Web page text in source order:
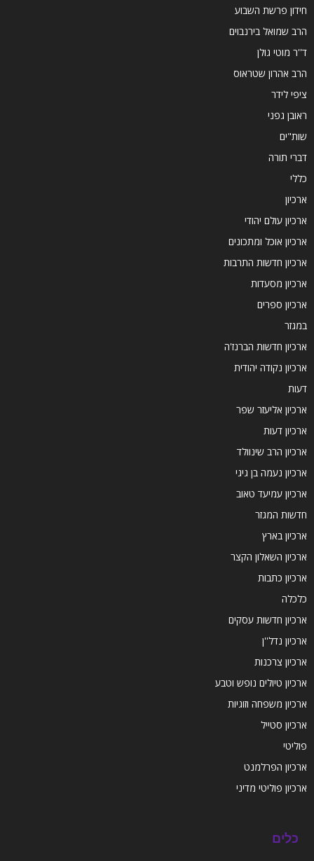
חידון פרשת השבוע
הרב שמואל בירנבוים
ד''ר מוטי גולן
הרב אהרון שטראוס
ציפי לידר
ראובן גפני
שות"ים
דברי תורה
כללי
ארכיון
ארכיון עולם יהודי
ארכיון אוכל ומתכונים
ארכיון חדשות התרבות
ארכיון מסעדות
ארכיון ספרים
במגזר
ארכיון חדשות הברנז'ה
ארכיון נקודה יהודית
דעות
ארכיון אליעזר שפר
ארכיון דעות
ארכיון הרב שינוולד
ארכיון נעמה בן גיגי
ארכיון עמיעד טאוב
חדשות המגזר
ארכיון בארץ
ארכיון השאלון הקצר
ארכיון כתבות
כלכלה
ארכיון חדשות עסקים
ארכיון נדל''ן
ארכיון צרכנות
ארכיון טיולים נופש וטבע
ארכיון משפחה וזוגיות
ארכיון סטייל
פוליטי
ארכיון הפרלמנט
ארכיון פוליטי מדיני
כלים